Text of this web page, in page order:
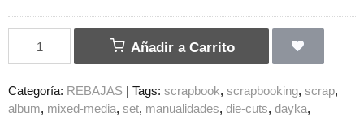
Añadir a Carrito
Categoría: REBAJAS | Tags: scrapbook scrapbooking scrap
album mixed-media set manualidades die-cuts dayka